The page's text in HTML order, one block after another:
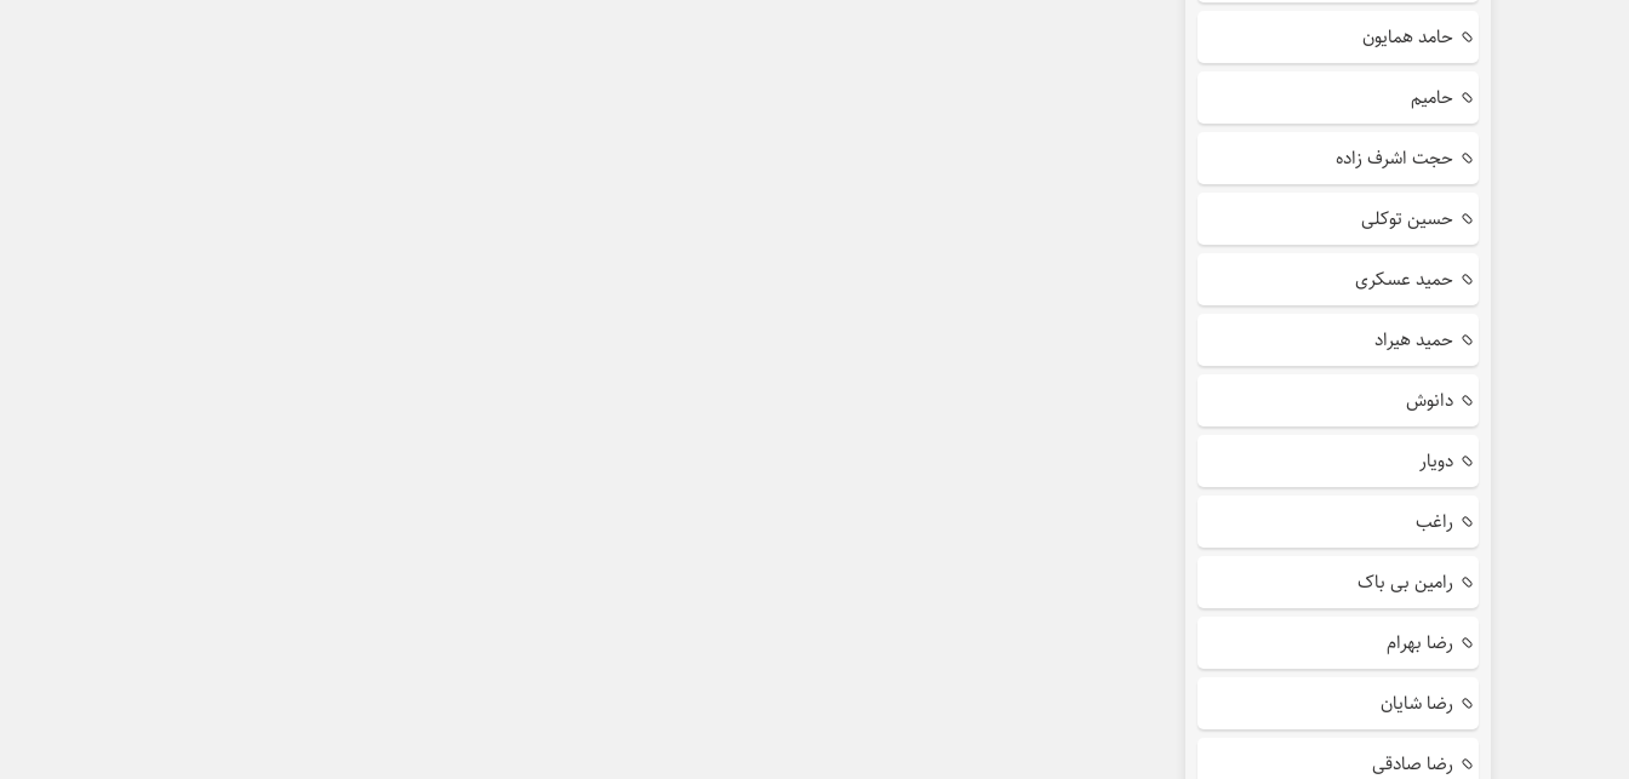
حامد همایون
حامیم
حجت اشرف زاده
حسین توکلی
حمید عسکری
حمید هیراد
دانوش
دویار
راغب
رامین بی باک
رضا بهرام
رضا شایان
رضا صادقی